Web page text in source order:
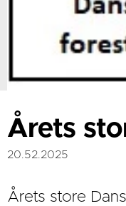
Årets
20.52.2025
Årets store